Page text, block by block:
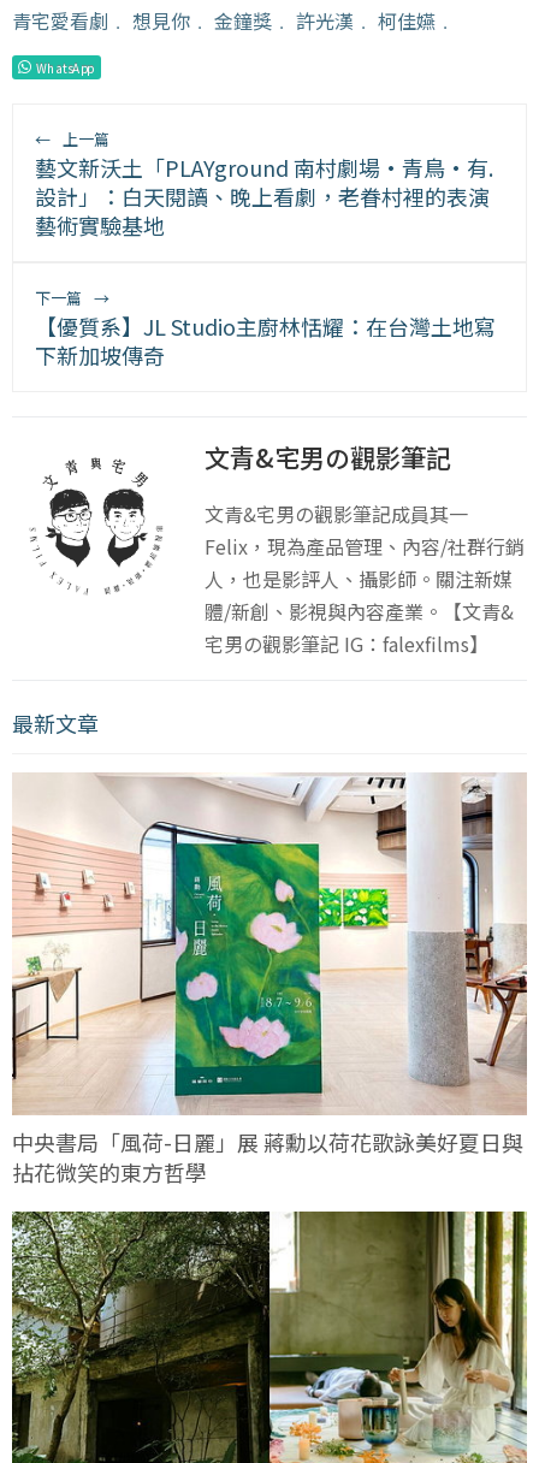
青宅愛看劇 ﹒ 想見你 ﹒ 金鐘獎 ﹒ 許光漢 ﹒ 柯佳嬿 ﹒
WhatsApp
← 上一篇
藝文新沃土「PLAYground 南村劇場·青鳥·有.
設計」：白天閱讀、晚上看劇，老眷村裡的表演
藝術實驗基地
下一篇 →
【優質系】JL Studio主廚林恬耀：在台灣土地寫
下新加坡傳奇
文青&宅男の觀影筆記
文青&宅男の觀影筆記成員其一
Felix，現為產品管理、內容/社群行銷
人，也是影評人、攝影師。關注新媒
體/新創、影視與內容產業。【文青&
宅男の觀影筆記 IG：falexfilms】
最新文章
中央書局「風荷-日麗」展 蔣勳以荷花歌詠美好夏日與
拈花微笑的東方哲學